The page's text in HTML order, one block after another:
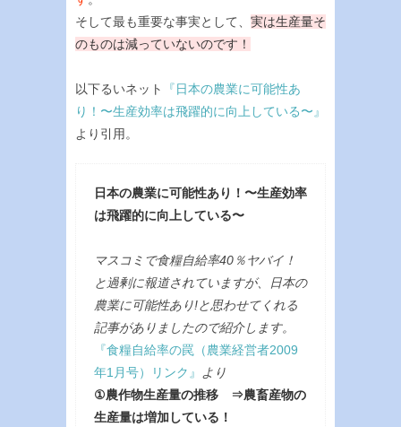
そして最も重要な事実として、 実は生産量そ
のものは減っていないのです！
以下るいネット
『日本の農業に可能性あ
り！〜生産効率は飛躍的に向上している〜』
より引用。
日本の農業に可能性あり！〜生産効率
は飛躍的に向上している〜
マスコミで食糧自給率40％ヤバイ！
と過剰に報道されていますが、日本の
農業に可能性あり!と思わせてくれる
記事がありましたので紹介します。
『食糧自給率の罠（農業経営者2009
年1月号）リンク』
より
①農作物生産量の推移 ⇒農畜産物の
生産量は増加している！